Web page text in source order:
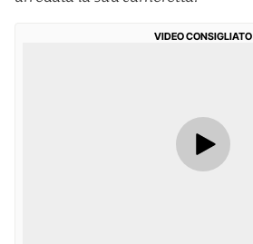
VIDEO CONSIGLIATO